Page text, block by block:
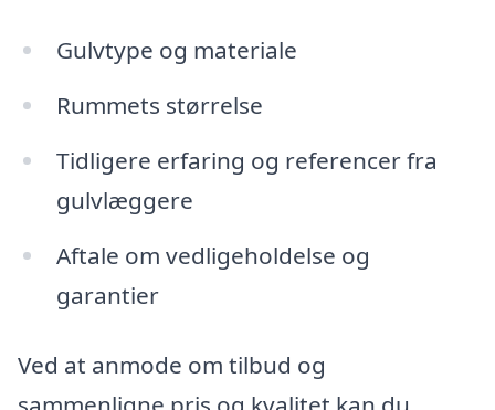
Gulvtype og materiale
Rummets størrelse
Tidligere erfaring og referencer fra
gulvlæggere
Aftale om vedligeholdelse og
garantier
Ved at anmode om tilbud og